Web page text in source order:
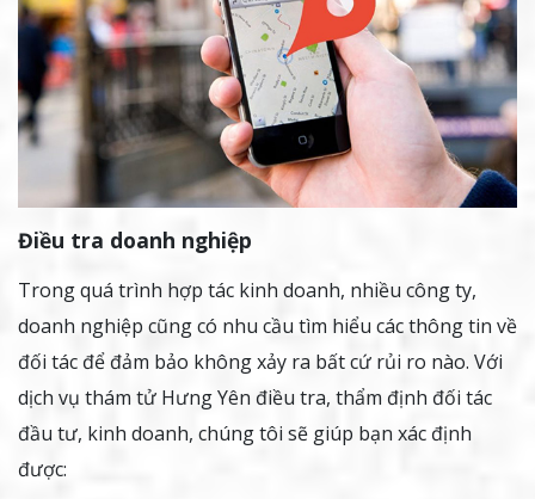
Điều tra doanh nghiệp
Trong quá trình hợp tác kinh doanh, nhiều công ty,
doanh nghiệp cũng có nhu cầu tìm hiểu các thông tin về
đối tác để đảm bảo không xảy ra bất cứ rủi ro nào. Với
dịch vụ thám tử Hưng Yên điều tra, thẩm định đối tác
đầu tư, kinh doanh, chúng tôi sẽ giúp bạn xác định
được: